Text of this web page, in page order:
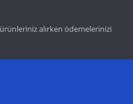
alırken ödemelerinizi